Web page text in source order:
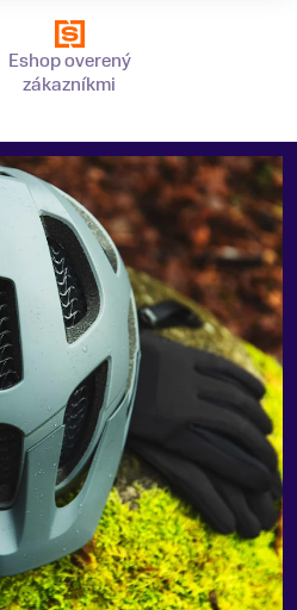
Eshop overený
zákazníkmi